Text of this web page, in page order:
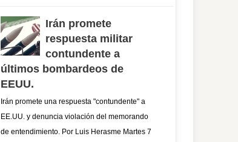
Irán promete
respuesta militar
contundente a
últimos bombardeos de
EEUU.
Irán promete una respuesta "contundente" a
EE.UU. y denuncia violación del memorando
de entendimiento. Por Luis Herasme Martes 7